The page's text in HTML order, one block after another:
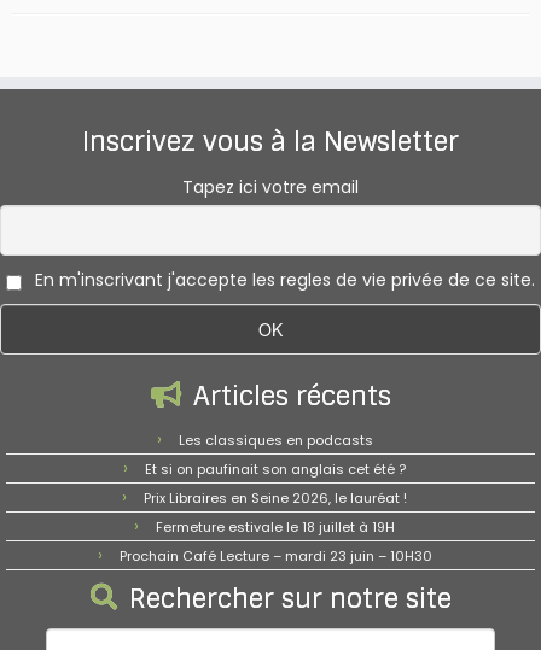
Inscrivez vous à la Newsletter
Tapez ici votre email
En m'inscrivant j'accepte les regles de vie privée de ce site.
Articles récents
Les classiques en podcasts
Et si on paufinait son anglais cet été ?
Prix Libraires en Seine 2026, le lauréat !
Fermeture estivale le 18 juillet à 19H
Prochain Café Lecture – mardi 23 juin – 10H30
Rechercher sur notre site